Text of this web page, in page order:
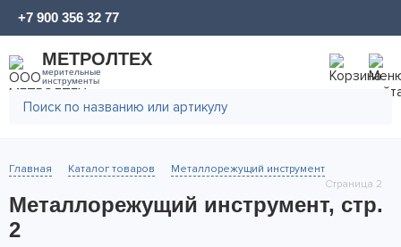
МЕТРОЛТЕХ
мерительные
инструменты
+7 900 356 32 77
Главная Каталог товаров
Металлорежущий инструмент
Страница 2
Металлорежущий инструмент, стр.
2